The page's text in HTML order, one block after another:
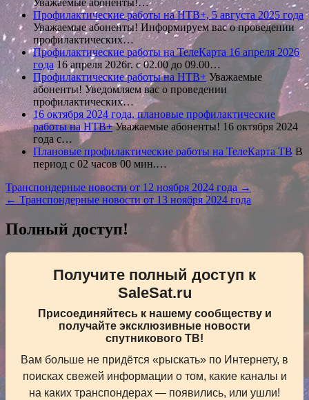
Уважаемые абоненты!…
Профилактические работы на НТВ+, 5 августа 2025 года
Уважаемые абоненты! Информируем вас о проведении
профилактических…
Профилактические работы на ТелеКарта 16 апреля 2026
года 16 апреля 2026г. с 02.00 до 09.00…
Профилактические работы на НТВ+ Уважаемые
абоненты! Уведомляем вас о проведении
профилактических…
16 октября 2024 года, плановые профилактические
работы на НТВ+Уважаемые абоненты! 16 октября 2024
года с…
Плановые профилактические работы на ТелеКарта ТВ В
период с 02 часов 00 мин.…
Навигация
по
записям
Транспондерные новости от 12 ноября 2024 года →
← Транспондерные новости от 13 ноября 2024 года
Полный доступ!
Получите полный доступ к
SaleSat.ru
Присоединяйтесь к нашему сообществу и
получайте эксклюзивные новости
спутникового ТВ!
Вам больше не придётся «рыскать» по Интернету, в
поисках свежей информации о том, какие каналы и
на каких транспондерах — появились, или ушли!